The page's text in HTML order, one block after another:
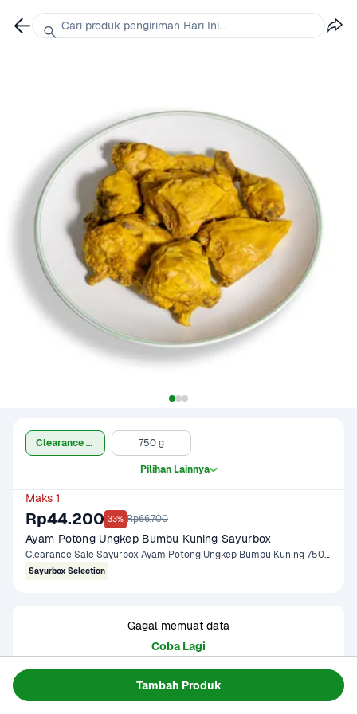
Tambah Produk
Clearance Sale (750 g) 750 g
Pilihan Lainnya
Maks 1
Rp44.200 33% Rp66.700
Ayam Potong Ungkep Bumbu Kuning Sayurbox
Clearance Sale Sayurbox Ayam Potong Ungkep Bumbu Kuning 750 gram
Sayurbox Selection
Gagal memuat data
Coba Lagi
Informasi Produk
Cari produk pengiriman Hari Ini...